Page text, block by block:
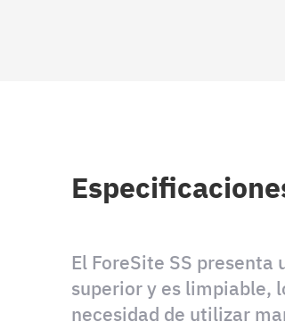
El ForeSite SS presenta
superior y es limpiable,
necesidad de utilizar